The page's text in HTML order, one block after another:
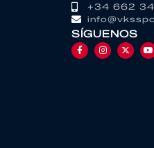
+34 662
SÍGUENOS